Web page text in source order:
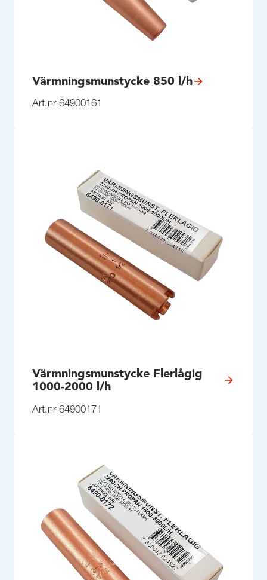
Värmningsmunstycke 850 l/h
Art.nr 64900161
Värmningsmunstycke Flerlågig
1000-2000 l/h
Art.nr 64900171